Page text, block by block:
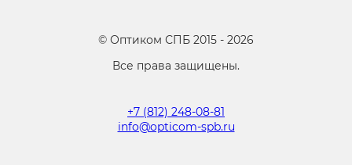
© Оптиком СПБ 2015 - 2026
Все права защищены.
+7 (812) 248-08-81
info@opticom-spb.ru